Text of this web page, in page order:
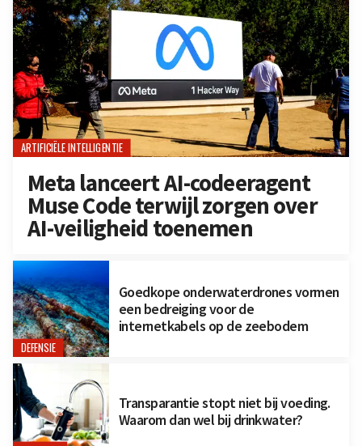
ARTIFICIËLE INTELLIGENTIE
Meta lanceert AI-codeeragent
Muse Code terwijl zorgen over
AI-veiligheid toenemen
DEFENSIE
Goedkope onderwaterdrones vormen
een bedreiging voor de
internetkabels op de zeebodem
Transparantie stopt niet bij voeding.
Waarom dan wel bij drinkwater?